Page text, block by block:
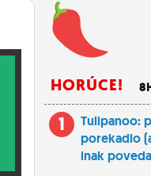
HORÚCE!
1
Tulipanoo:
porekadlo
inak